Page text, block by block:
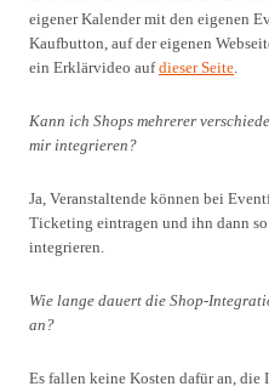
eigener Kalender mit den eigenen
Kaufbutton, auf der eigenen
ein Erklärvideo aufdieser Seite.
Kann ich Shops mehrerer
mir integrieren?
Ja, Veranstaltende können bei
Ticketing eintragen und ihn dann
integrieren.
Wie lange dauert die Shop-
an?
Es fallen keine Kosten dafür an,